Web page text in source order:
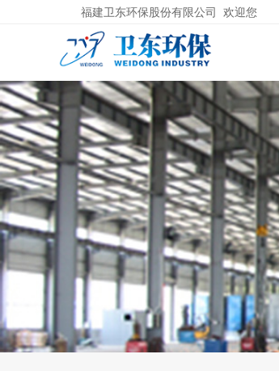
福建卫东环保股份有限公司 欢迎您